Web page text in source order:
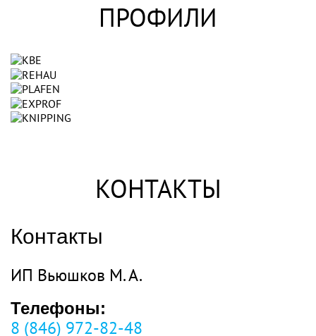
ПРОФИЛИ
КОНТАКТЫ
Контакты
ИП Вьюшков М. А.
Телефоны:
8 (846) 972-82-48